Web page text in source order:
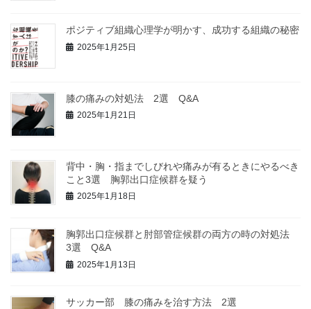
ポジティブ組織心理学が明かす、成功する組織の秘密
2025年1月25日
膝の痛みの対処法 2選 Q&A
2025年1月21日
背中・胸・指までしびれや痛みが有るときにやるべき
こと3選 胸郭出口症候群を疑う
2025年1月18日
胸郭出口症候群と肘部管症候群の両方の時の対処法
3選 Q&A
2025年1月13日
サッカー部 膝の痛みを治す方法 2選